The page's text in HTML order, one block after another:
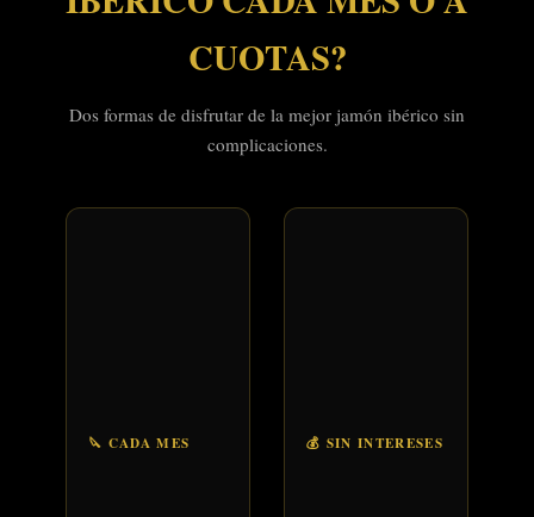
CUOTAS?
Dos formas de disfrutar de la mejor jamón ibérico sin
complicaciones.
🔪 CADA MES 💰 SIN INTERESES